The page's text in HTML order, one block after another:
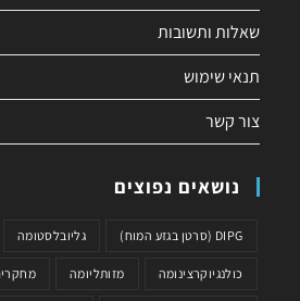
שאלות ותשובות
תנאי שימוש
צור קשר
נושאים נפוצים
DIPG (סרטן בגזע המוח) גליובלסטומה
כולנגיוקרצינומה מזותליומה